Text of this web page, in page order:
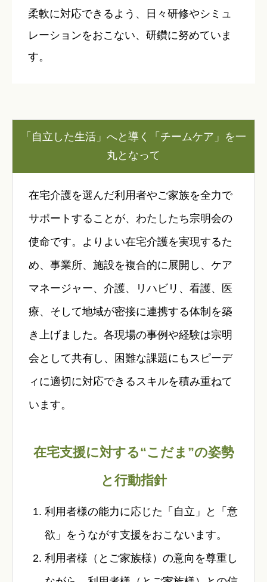
柔軟に対応できるよう、日々研修やシミュ
レーションをおこない、研鑽に努めていま
す。
「自立した生活」へと導く「チームケア」を一
丸となって
在宅介護を選んだ利用者やご家族を全力で
サポートすることが、わたしたち宗明会の
使命です。よりよい在宅介護を実現するた
め、事業所、施設を複合的に展開し、ケア
マネージャー、介護、リハビリ、看護、医
療、そして地域が密接に連携する体制を築
き上げました。各現場の事例や経験は宗明
会として共有し、困難な課題にもスピーデ
ィに適切に対応できるスキルを積み重ねて
います。
在宅支援に対する“こだま”の姿勢
と行動指針
利用者様の能力に応じた「自立」と「意
欲」をうながす支援をおこないます。
利用者様（とご家族様）の意向を尊重し